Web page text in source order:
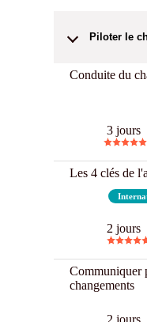
Piloter le
Conduite du
3 jours
Les 4 clés de
2 jours
Communiquer
changements
2 jours